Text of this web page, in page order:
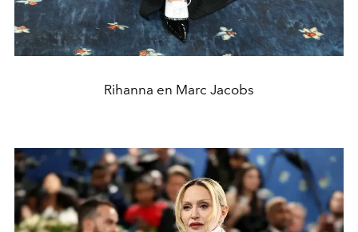
Rihanna en Marc Jacobs